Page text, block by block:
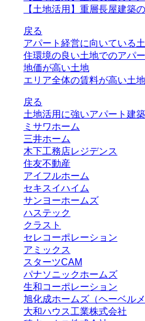
【土地活用】重層長屋建築
戻る
アパート経営に向いている
住環境の良い土地でのアパ
地価が高い土地
エリア全体の賃料が高い土地
戻る
土地活用に強いアパート建
ミサワホーム
三井ホーム
木下工務店レジデンス
住友不動産
アイフルホーム
セキスイハイム
サンヨーホームズ
ハステック
クラスト
セレコーポレーション
アミックス
スターツCAM
パナソニックホームズ
生和コーポレーション
旭化成ホームズ（ヘーベルメ
大和ハウス工業株式会社